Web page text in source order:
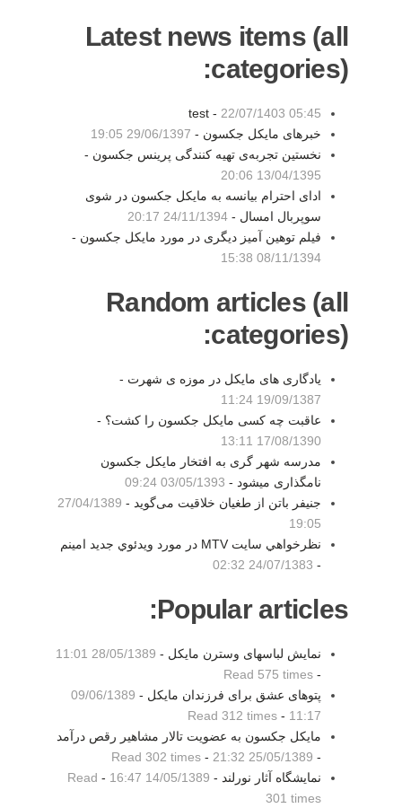
Latest news items (all
categories):
test - 22/07/1403 05:45
خبرهای مایکل جکسون - 29/06/1397 19:05
نخستین تجربه‌ی تهیه کنندگی پرینس جکسون -
13/04/1395 20:06
ادای احترام بیانسه به مایکل جکسون در شوی
سوپربال امسال - 24/11/1394 20:17
فیلم توهین آمیز دیگری در مورد مایکل جکسون -
08/11/1394 15:38
Random articles (all
categories):
یادگاری های مایکل در موزه ی شهرت -
19/09/1387 11:24
عاقبت چه کسی مایکل جکسون را کشت؟ -
17/08/1390 13:11
مدرسه شهر گری به افتخار مایکل جکسون
نامگذاری میشود - 03/05/1393 09:24
جنیفر باتن از طغیان خلاقیت می‌گوید - 27/04/1389
19:05
نظرخواهي سايت MTV در مورد ويدئوي جديد امينم
-
24/07/1383 02:32
Popular articles:
نمایش لباسهای وسترن مایکل - 28/05/1389 11:01
-
Read 575 times
پتوهای عشق برای فرزندان مایکل - 09/06/1389
11:17
-
Read 312 times
مایکل جکسون به عضویت تالار مشاهیر رقص درآمد
-
25/05/1389 21:32
-
Read 302 times
نمایشگاه آثار نورلند - 14/05/1389 16:47
-
Read
301 times